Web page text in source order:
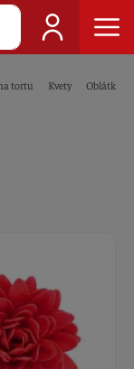
tortu Kvety Oblátkové